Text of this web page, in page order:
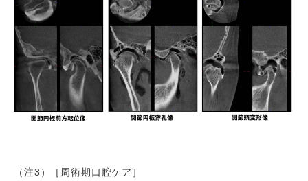
（注3）［周術期口腔ケア］